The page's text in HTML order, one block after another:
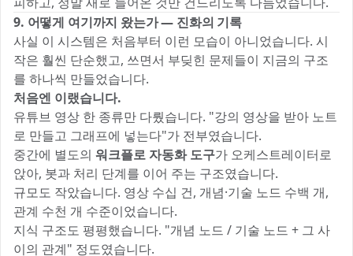
9. 어떻게 여기까지 왔는가 — 진화의 기록
사실 이 시스템은 처음부터 이런 모습이 아니었습니다. 시
작은 훨씬 단순했고, 쓰면서 부딪힌 문제들이 지금의 구조
를 하나씩 만들었습니다.
처음엔 이랬습니다.
유튜브 영상 한 종류만 다뤘습니다. "강의 영상을 받아 노트
로 만들고 그래프에 넣는다"가 전부였습니다.
중간에 별도의 워크플로 자동화 도구가 오케스트레이터로
앉아, 봇과 처리 단계를 이어 주는 구조였습니다.
규모도 작았습니다. 영상 수십 건, 개념·기술 노드 수백 개,
관계 수천 개 수준이었습니다.
지식 구조도 평평했습니다. "개념 노드 / 기술 노드 + 그 사
이의 관계" 정도였습니다.